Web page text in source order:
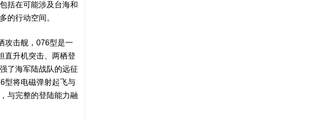
括在可能涉及台海和
的行动空间。
攻击舰，076型是一
直升机突击、两栖登
了海军陆战队的远征
型将电磁弹射起飞与
与完整的登陆能力融